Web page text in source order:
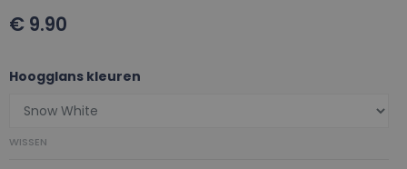
€ 9.90
Hoogglans kleuren
WISSEN